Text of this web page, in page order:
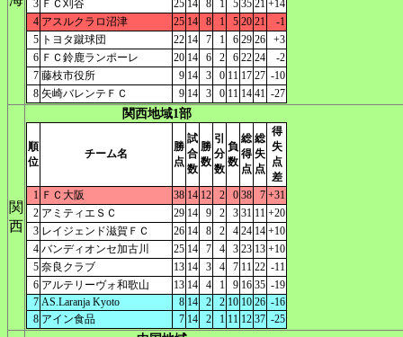
3 ＦＣ刈谷 25 14 8 1 5 35 21 +14
4 アスルクラロ沼津 25 14 8 1 5 20 21
-1
5 トヨタ蹴球団 22 14 7 1 6 29 26
+3
6 ＦＣ鈴鹿ランポーレ 20 14 6 2 6 22 24
-2
7 藤枝市役所 9 14 3 0 11 17 27 -10
8 矢崎バレンテＦＣ 9 14 3 0 11 14 41 -27
関
西
関西地域1部
順
位
チーム名
勝
点
試
合
数
勝
数
引
分
数
負
数
総
得
点
総
失
点
得
失
点
差
1 ＦＣ大阪 38 14 12 2 0 38 7 +31
2 アミティエＳＣ 29 14 9 2 3 31 11 +20
3 レイジェンド滋賀ＦＣ 26 14 8 2 4 24 14 +10
4 バンディオンセ加古川 25 14 7 4 3 23 13 +10
5 奈良クラブ 13 14 3 4 7 11 22 -11
6 アルテリーヴォ和歌山 13 14 4 1 9 16 35 -19
7 AS.Laranja Kyoto 8 14 2 2 10 10 26 -16
8 アイン食品 7 14 2 1 11 12 37 -25